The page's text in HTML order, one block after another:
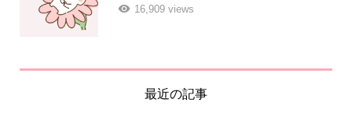
16,909 views
最近の記事